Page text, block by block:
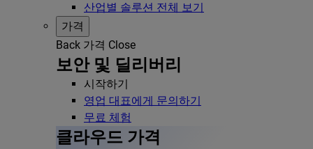
산업별 솔루션 전체 보기
가격
Back 가격 Close
보안 및 딜리버리
시작하기
영업 대표에게 문의하기
무료 체험
클라우드 가격